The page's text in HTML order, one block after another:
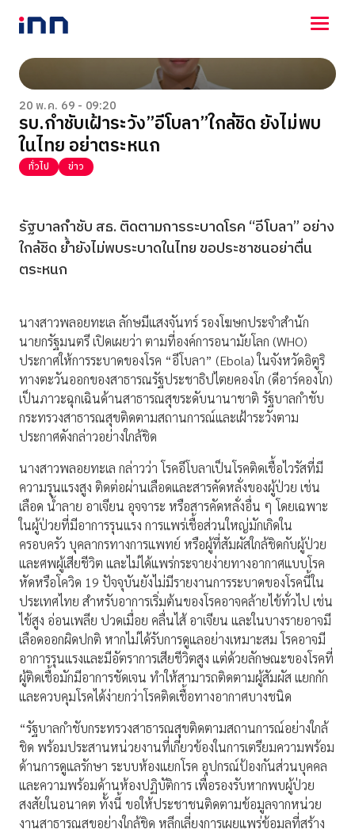
NEWS
ENTERTAINMENT
LIFESTYLE
HOROSCOPE
LOTTERY
VIDEO
20 พ.ค. 69 - 09:20
รบ.กำชับเฝ้าระวัง”อีโบลา”ใกล้ชิด ยังไม่พบ
ในไทย อย่าตระหนก
ทั่วไป ข่าว
รัฐบาลกำชับ สธ. ติดตามการระบาดโรค “อีโบลา” อย่าง
ใกล้ชิด ย้ำยังไม่พบระบาดในไทย ขอประชาชนอย่าตื่น
ตระหนก
นางสาวพลอยทะเล ลักษมีแสงจันทร์ รองโฆษกประจำสำนัก
นายกรัฐมนตรี เปิดเผยว่า ตามที่องค์การอนามัยโลก (WHO)
ประกาศให้การระบาดของโรค “อีโบลา” (Ebola) ในจังหวัดอิตูริ
ทางตะวันออกของสาธารณรัฐประชาธิปไตยคองโก (ดีอาร์คองโก)
เป็นภาวะฉุกเฉินด้านสาธารณสุขระดับนานาชาติ รัฐบาลกำชับ
กระทรวงสาธารณสุขติดตามสถานการณ์และเฝ้าระวังตาม
ประกาศดังกล่าวอย่างใกล้ชิด
นางสาวพลอยทะเล กล่าวว่า โรคอีโบลาเป็นโรคติดเชื้อไวรัสที่มี
ความรุนแรงสูง ติดต่อผ่านเลือดและสารคัดหลั่งของผู้ป่วย เช่น
เลือด น้ำลาย อาเจียน อุจจาระ หรือสารคัดหลั่งอื่น ๆ โดยเฉพาะ
ในผู้ป่วยที่มีอาการรุนแรง การแพร่เชื้อส่วนใหญ่มักเกิดใน
ครอบครัว บุคลากรทางการแพทย์ หรือผู้ที่สัมผัสใกล้ชิดกับผู้ป่วย
และศพผู้เสียชีวิต และไม่ได้แพร่กระจายง่ายทางอากาศแบบโรค
หัดหรือโควิด 19 ปัจจุบันยังไม่มีรายงานการระบาดของโรคนี้ใน
ประเทศไทย สำหรับอาการเริ่มต้นของโรคอาจคล้ายไข้ทั่วไป เช่น
ไข้สูง อ่อนเพลีย ปวดเมื่อย คลื่นไส้ อาเจียน และในบางรายอาจมี
เลือดออกผิดปกติ หากไม่ได้รับการดูแลอย่างเหมาะสม โรคอาจมี
อาการรุนแรงและมีอัตราการเสียชีวิตสูง แต่ด้วยลักษณะของโรคที่
ผู้ติดเชื้อมักมีอาการชัดเจน ทำให้สามารถติดตามผู้สัมผัส แยกกัก
และควบคุมโรคได้ง่ายกว่าโรคติดเชื้อทางอากาศบางชนิด
“รัฐบาลกำชับกระทรวงสาธารณสุขติดตามสถานการณ์อย่างใกล้
ชิด พร้อมประสานหน่วยงานที่เกี่ยวข้องในการเตรียมความพร้อม
ด้านการดูแลรักษา ระบบห้องแยกโรค อุปกรณ์ป้องกันส่วนบุคคล
และความพร้อมด้านห้องปฏิบัติการ เพื่อรองรับหากพบผู้ป่วย
สงสัยในอนาคต ทั้งนี้ ขอให้ประชาชนติดตามข้อมูลจากหน่วย
งานสาธารณสุขอย่างใกล้ชิด หลีกเลี่ยงการเผยแพร่ข้อมูลที่สร้าง